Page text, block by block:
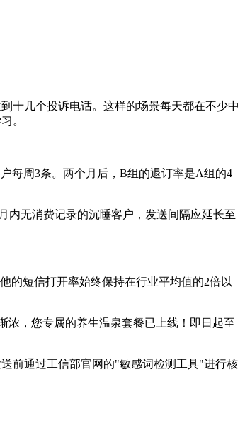
十几个投诉电话。这样的场景每天都在不少中
。
每周3条。两个月后，B组的退订率是A组的4
内无消费记录的沉睡客户，发送间隔应延长至
的短信打开率始终保持在行业平均值的2倍以
浓，您专属的养生温泉套餐已上线！即日起至
前通过工信部官网的"敏感词检测工具"进行核